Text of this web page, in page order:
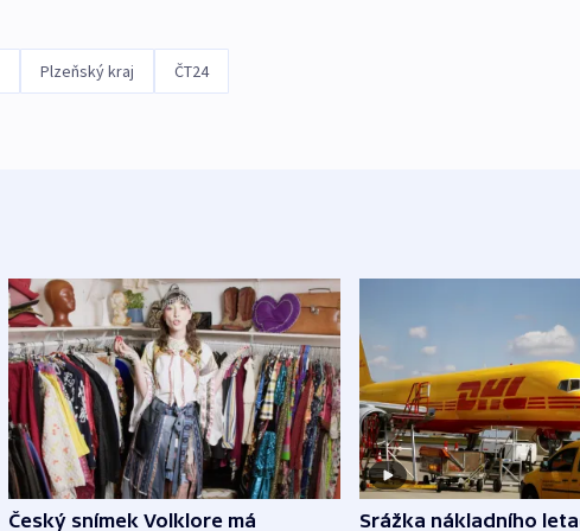
Plzeňský kraj ČT24
Český snímek Volklore má Srážka nákladního